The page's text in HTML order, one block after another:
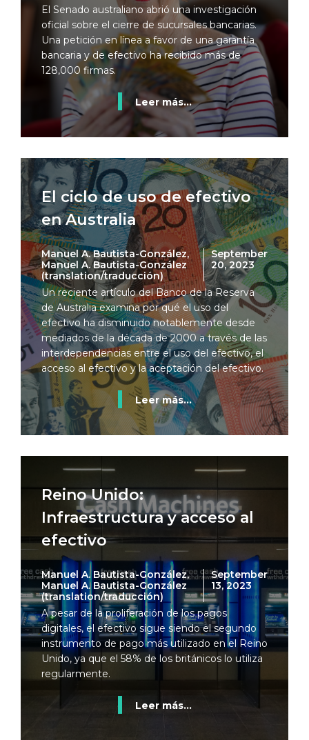
El Senado australiano abrió una investigación
oficial sobre el cierre de sucursales bancarias.
Una petición en línea a favor de una garantía
bancaria y de efectivo ha recibido más de
128,000 firmas.
Leer más...
El ciclo de uso de efectivo
en Australia
Manuel A. Bautista-González,
Manuel A. Bautista-González
(translation/traducción)
September
20, 2023
Un reciente artículo del Banco de la Reserva
de Australia examina por qué el uso del
efectivo ha disminuido notablemente desde
mediados de la década de 2000 a través de las
interdependencias entre el uso del efectivo, el
acceso al efectivo y la aceptación del efectivo.
Leer más...
Reino Unido:
Infraestructura y acceso al
efectivo
Manuel A. Bautista-González,
Manuel A. Bautista-González
(translation/traducción)
September
13, 2023
A pesar de la proliferación de los pagos
digitales, el efectivo sigue siendo el segundo
instrumento de pago más utilizado en el Reino
Unido, ya que el 58% de los británicos lo utiliza
regularmente.
Leer más...